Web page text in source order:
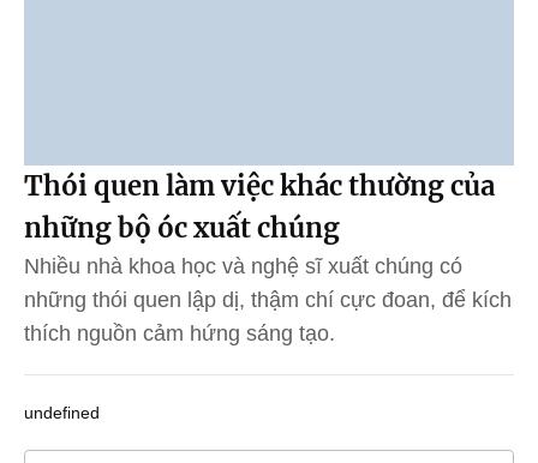
Thói quen làm việc khác thường của
những bộ óc xuất chúng
Nhiều nhà khoa học và nghệ sĩ xuất chúng có
những thói quen lập dị, thậm chí cực đoan, để kích
thích nguồn cảm hứng sáng tạo.
undefined